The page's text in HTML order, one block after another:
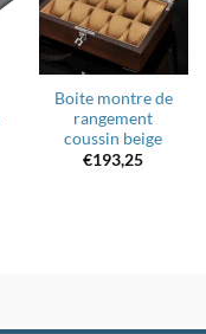
Boite montre de
rangement
coussin beige
€193,25